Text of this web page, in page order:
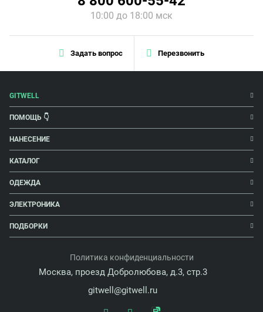
Задать вопрос Перезвонить
10:00 до 18:00 мск
GITWELL
ПОМОЩЬ 👇
НАНЕСЕНИЕ
КАТАЛОГ
ОДЕЖДА
ЭЛЕКТРОНИКА
ПОДБОРКИ
Политика конфиденциальности
Москва, проезд Добролюбова, д.3, стр.3
gitwell@gitwell.ru